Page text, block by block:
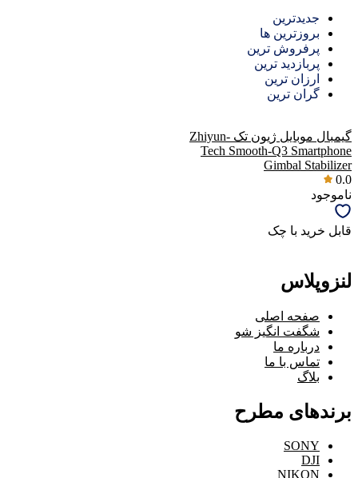
جدیدترین
بروزترین ها
پرفروش ترین
پربازدید ترین
ارزان ترین
گران ترین
گیمبال موبایل ژیون تک Zhiyun-
Tech Smooth-Q3 Smartphone
Gimbal Stabilizer
0.0
ناموجود
قابل خرید با چک
لنزوپلاس
صفحه اصلی
شگفت انگیز شو
درباره ما
تماس با ما
بلاگ
برندهای مطرح
SONY
DJI
NIKON